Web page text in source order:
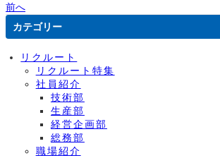
前へ
カテゴリー
リクルート
リクルート特集
社員紹介
技術部
生産部
経営企画部
総務部
職場紹介